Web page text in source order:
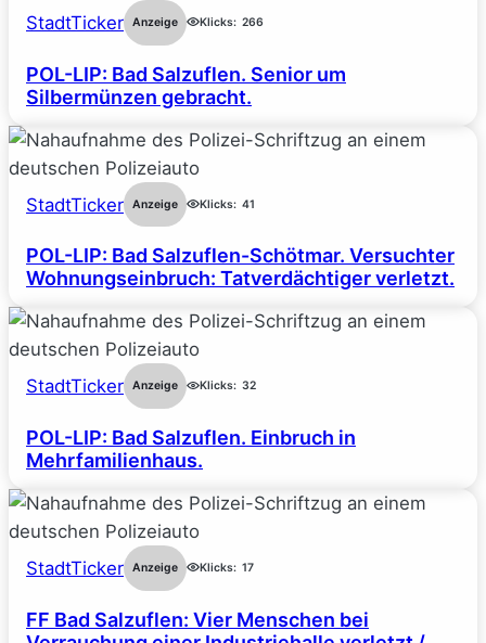
StadtTicker Anzeige Klicks: 266
POL-LIP: Bad Salzuflen. Senior um
Silbermünzen gebracht.
StadtTicker Anzeige Klicks: 41
POL-LIP: Bad Salzuflen-Schötmar. Versuchter
Wohnungseinbruch: Tatverdächtiger verletzt.
StadtTicker Anzeige Klicks: 32
POL-LIP: Bad Salzuflen. Einbruch in
Mehrfamilienhaus.
StadtTicker Anzeige Klicks: 17
FF Bad Salzuflen: Vier Menschen bei